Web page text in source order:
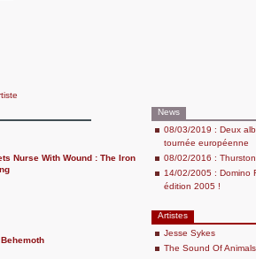
Nurse With Wound : The Iron
News
08/03/2019 : Deux
tournée européenne
08/02/2016 :
14/02/2005 : Domino
édition 2005 !
Artistes
Jesse Sykes
The Sound Of